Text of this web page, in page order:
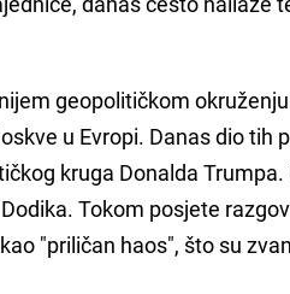
geopolitičkom
u Evropi. Danas dio tih
kruga Donalda Trumpa.
Tokom posjete
"priličan haos", što su